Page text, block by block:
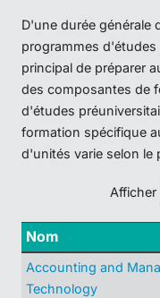
D'une durée générale
programmes
principal de préparer
des composantes de
d'études
formation spécifique
d'unités varie selon le
Afficher
Nom
Accounting and
Technology